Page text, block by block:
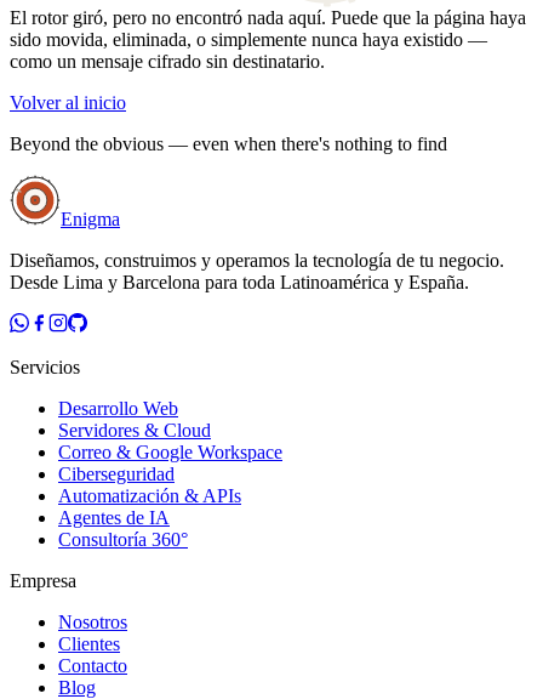
El rotor giró, pero no encontró nada aquí. Puede que la página haya
sido movida, eliminada, o simplemente nunca haya existido —
como un mensaje cifrado sin destinatario.
Volver al inicio
Beyond the obvious — even when there's nothing to find
Enigma
Diseñamos, construimos y operamos la tecnología de tu negocio.
Desde Lima y Barcelona para toda Latinoamérica y España.
Servicios
Desarrollo Web
Servidores & Cloud
Correo & Google Workspace
Ciberseguridad
Automatización & APIs
Agentes de IA
Consultoría 360°
Empresa
Nosotros
Clientes
Contacto
Blog